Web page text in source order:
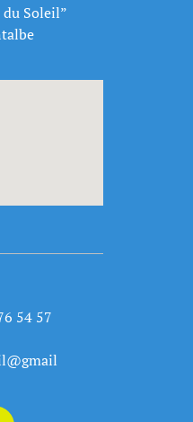
du Soleil”
54 57